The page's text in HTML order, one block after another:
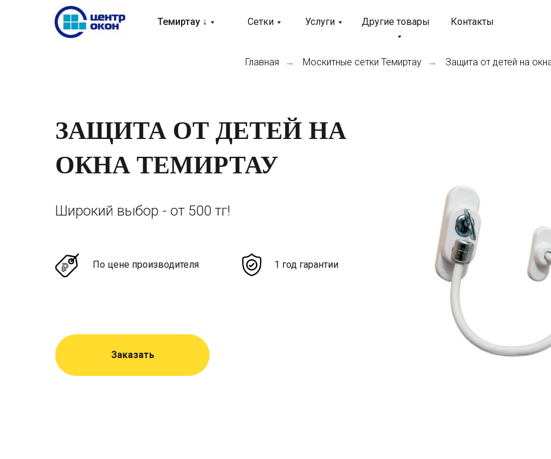
Услуги
Темиртау ↓ Другие товары Контакты
Сетки
Главная → Москитные сетки Темиртау → Защита от детей на
ЗАЩИТА ОТ ДЕТЕЙ НА
ОКНА ТЕМИРТАУ
По цене производителя 1 год гарантии
Заказать
Широкий выбор - от 500 тг!